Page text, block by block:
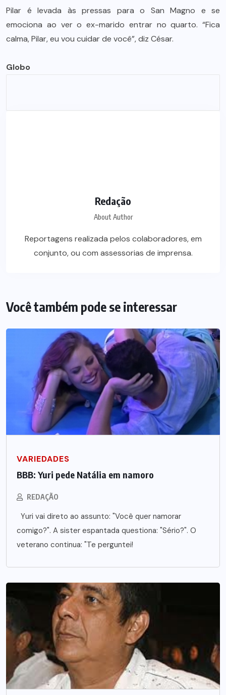
Pilar é levada às pressas para o San Magno e se
emociona ao ver o ex-marido entrar no quarto. “Fica
calma, Pilar, eu vou cuidar de você”, diz César.
Globo
Redação
About Author
Reportagens realizada pelos colaboradores, em
conjunto, ou com assessorias de imprensa.
Você também pode se interessar
VARIEDADES
BBB: Yuri pede Natália em namoro
REDAÇÃO
Yuri vai direto ao assunto: "Você quer namorar
comigo?". A sister espantada questiona: "Sério?". O
veterano continua: "Te perguntei!